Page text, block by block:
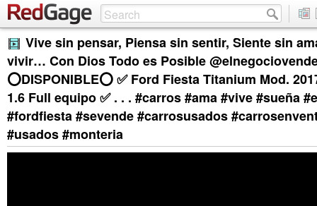
Vive sin pensar, Piensa sin sentir, Siente sin
vivir… Con Dios Todo es Posible
⭕️DISPONIBLE⭕️ ✅ Ford Fiesta Titanium Mod.
1.6 Full equipo ✅ . . . #carros #ama #vive #sueña
#fordfiesta #sevende #carrosusados
#usados #monteria